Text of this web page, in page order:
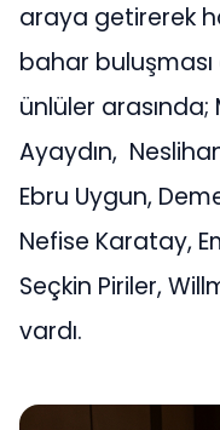
araya getirerek
bahar buluşması
ünlüler
Ayaydın,
Ebru Uygun,
Nefise Karatay,
Seçkin Piriler,
vardı.